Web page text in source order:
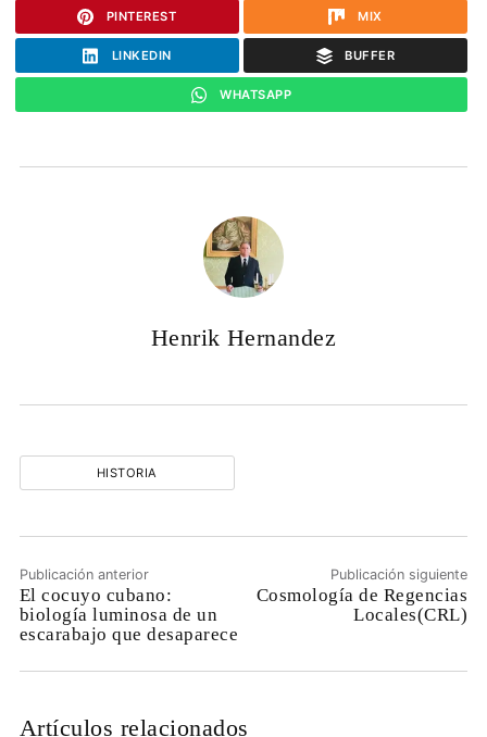
PINTEREST MIX
LINKEDIN BUFFER
WHATSAPP
Henrik Hernandez
HISTORIA
Publicación anterior
El cocuyo cubano:
biología luminosa de un
escarabajo que desaparece
Publicación siguiente
Cosmología de Regencias
Locales(CRL)
Artículos relacionados